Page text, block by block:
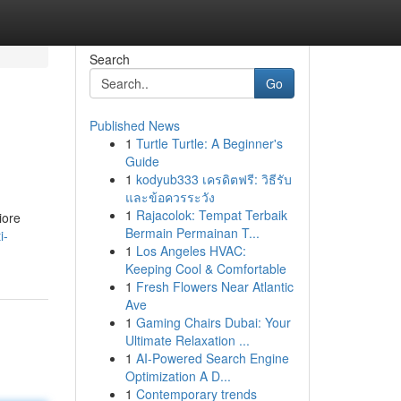
Search
Go
Published News
1 Turtle Turtle: A Beginner's
Guide
1 kodyub333 เครดิตฟรี: วิธีรับ
และข้อควรระวัง
1 Rajacolok: Tempat Terbaik
Bermain Permainan T...
1 Los Angeles HVAC:
Keeping Cool & Comfortable
1 Fresh Flowers Near Atlantic
Ave
1 Gaming Chairs Dubai: Your
Ultimate Relaxation ...
1 AI-Powered Search Engine
Optimization A D...
1 Contemporary trends